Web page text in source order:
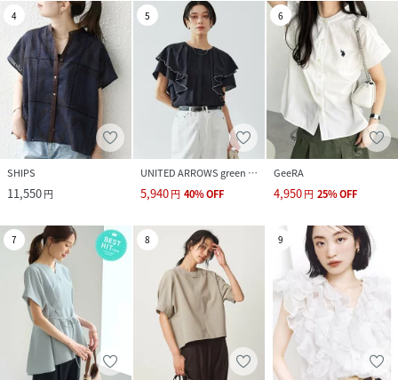
4
SHIPS
11,550円
5
UNITED ARROWS green label relaxing
5,940円 40%OFF
6
GeeRA
4,950円 25%OFF
7 8 9